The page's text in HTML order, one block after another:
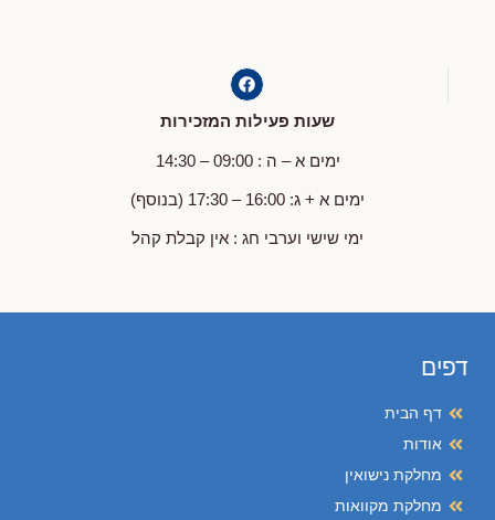
שעות פעילות המזכירות
ימים א – ה : 09:00 – 14:30
ימים א + ג: 16:00 – 17:30 (בנוסף)
ימי שישי וערבי חג : אין קבלת קהל
דפים
דף הבית
אודות
מחלקת נישואין
מחלקת מקוואות